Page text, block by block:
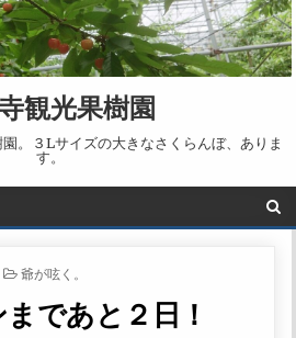
観光果樹園
。３Lサイズの大きなさくらんぼ、ありま
す。
POSTED IN
爺が呟く。
であと２日！